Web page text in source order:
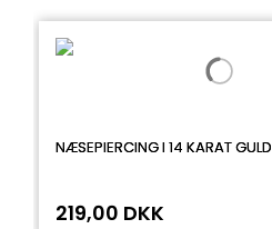
NÆSEPIERCING I 14 KARAT GULD
219,00 DKK